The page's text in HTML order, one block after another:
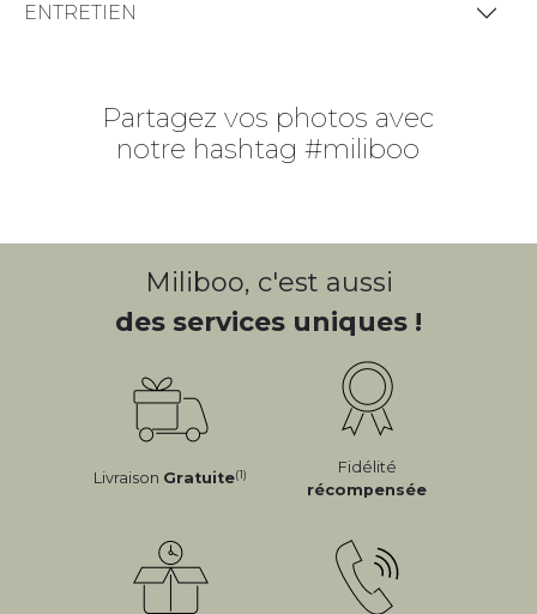
ENTRETIEN
Partagez vos photos avec
notre hashtag #miliboo
Miliboo, c'est aussi
des services uniques !
Livraison Gratuite(1)
Fidélité
récompensée